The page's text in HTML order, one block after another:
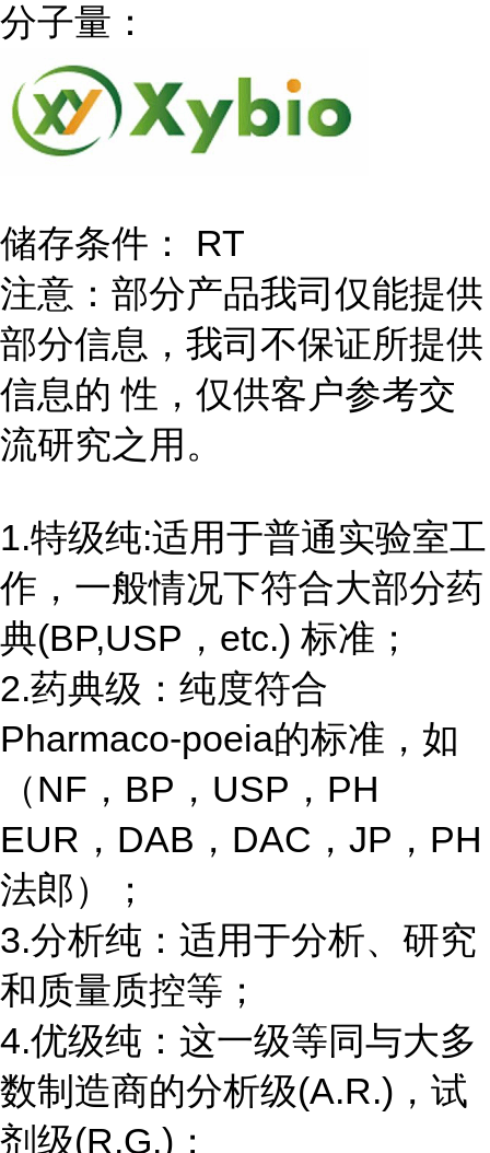
分子量：
储存条件： RT
注意：部分产品我司仅能提供
部分信息，我司不保证所提供
信息的 性，仅供客户参考交
流研究之用。
1.特级纯:适用于普通实验室工
作，一般情况下符合大部分药
典(BP,USP，etc.) 标准；
2.药典级：纯度符合
Pharmaco-poeia的标准，如
（NF，BP，USP，PH
EUR，DAB，DAC，JP，PH
法郎）；
3.分析纯：适用于分析、研究
和质量质控等；
4.优级纯：这一级等同与大多
数制造商的分析级(A.R.)，试
剂级(R.G.)；